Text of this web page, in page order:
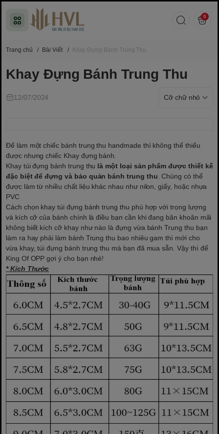
0
Trang chủ / Bài Viết / Khay Đựng Bánh Trung Thu
Khay Đựng Bánh Trung Thu
12/07/2024
Để làm một chiếc bánh trung thu handmade thì không thể thiếu
được nhưng chiếc Khay đựng bánh.
Khay túi đựng bánh trung thu là một loại sản phẩm được thiết kế
đặc biệt để đựng và bảo quản bánh trung thu . Chúng có thể
được làm từ nhiều chất liệu khác nhau như nilon, giấy, hoặc nhựa
PVC
Cách chọn khay túi đựng bánh trung thu phù hợp với trọng lượng
và kích cỡ của bánh chính là điều bạn cần khi đang băn khoăn mãi
không biết kích cỡ khay như nào là đựng vừa bánh Trung thu bạn
làm ra hay phải làm bánh Trung thu bao nhiêu gam thì mới cho
vừa khay, túi đựng bánh trung thu mà bạn đã mua sẵn. Vậy thì để
King Of OPP gợi ý cho bạn nhé!
* Kích Thước